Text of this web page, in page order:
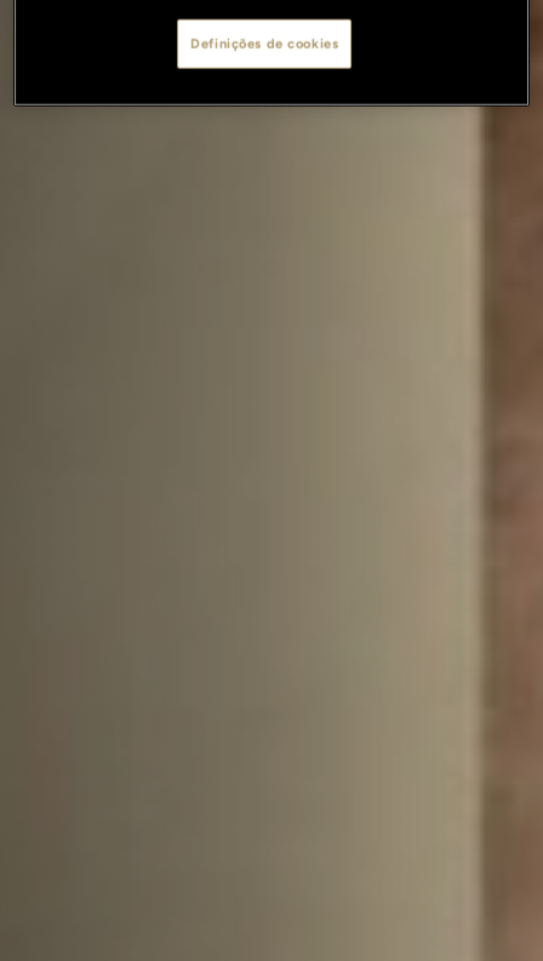
Definições de cookies